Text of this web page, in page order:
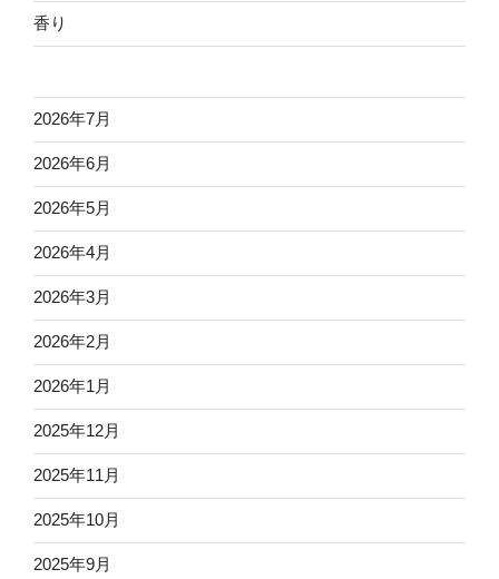
香り
2026年7月
2026年6月
2026年5月
2026年4月
2026年3月
2026年2月
2026年1月
2025年12月
2025年11月
2025年10月
2025年9月